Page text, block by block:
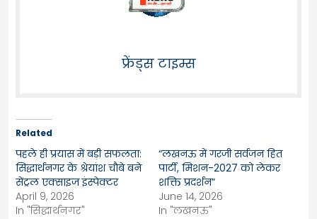
फ्रेंड्स टाइम्स
Related
पहले ही प्रयास में बड़ी सफलता:
सिद्धार्थनगर के श्रेयांश चौबे बने
सेंट्रल एक्साइज इंस्पेक्टर
April 9, 2026
In "सिद्धार्थनगर"
“लखनऊ में गरजी सर्वजन हित
पार्टी, मिशन-2027 को लेकर
शक्ति प्रदर्शन”
June 14, 2026
In "लखनऊ"